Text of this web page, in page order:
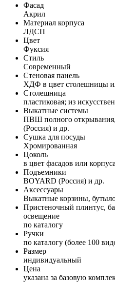
Фасад
Акрил
Материал корпуса
ЛДСП
Цвет
Фуксия
Стиль
Современный
Стеновая панель
ХДФ в цвет столешницы
Столешница
пластиковая; из
Выкатные системы
ПВШ полного
(Россия) и др.
Сушка для посуды
Хромированная
Цоколь
в цвет фасадов или корпуса
Подъемники
BOYARD (Россия) и др.
Аксессуары
Выкатные корзины,
Пристеночный плинтус,
освещение
по каталогу
Ручки
по каталогу (более 100
Размер
индивидуальный
Цена
указана за базовую